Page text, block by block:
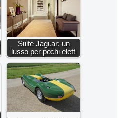
Suite Jaguar: un
lusso per pochi eletti